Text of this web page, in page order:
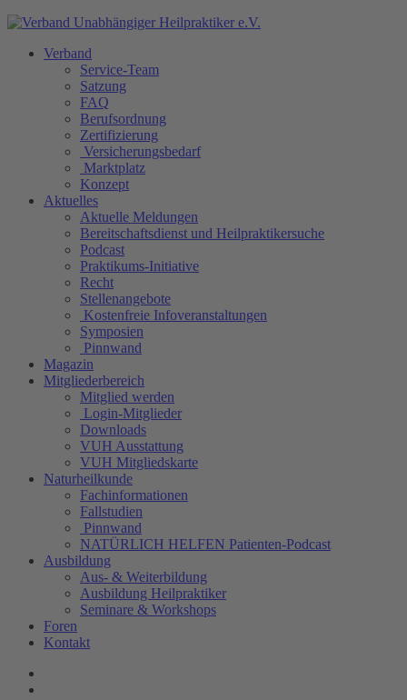
Verband
Service-Team
Satzung
FAQ
Berufsordnung
Zertifizierung
Versicherungsbedarf
Marktplatz
Konzept
Aktuelles
Aktuelle Meldungen
Bereitschaftsdienst und Heilpraktikersuche
Podcast
Praktikums-Initiative
Recht
Stellenangebote
Kostenfreie Infoveranstaltungen
Symposien
Pinnwand
Magazin
Mitgliederbereich
Mitglied werden
Login-Mitglieder
Downloads
VUH Ausstattung
VUH Mitgliedskarte
Naturheilkunde
Fachinformationen
Fallstudien
Pinnwand
NATÜRLICH HELFEN Patienten-Podcast
Ausbildung
Aus- & Weiterbildung
Ausbildung Heilpraktiker
Seminare & Workshops
Foren
Kontakt